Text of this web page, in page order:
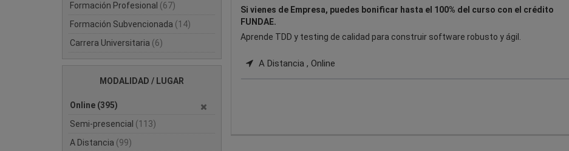
Formación Profesional (67)
Formación Subvencionada (14)
Carrera Universitaria (6)
MODALIDAD / LUGAR
Online (395)
Semi-presencial (113)
A Distancia (99)
Si vienes de Empresa, puedes bonificar hasta el 100% del curso con el crédito
FUNDAE.
Aprende TDD y testing de calidad para construir software robusto y ágil.
A Distancia , Online